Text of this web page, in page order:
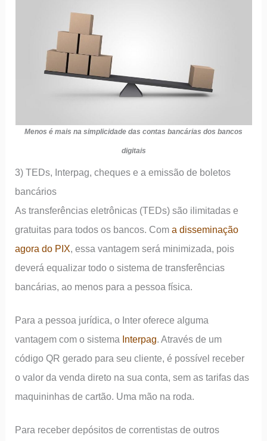
Menos é mais na simplicidade das contas bancárias dos bancos
digitais
3) TEDs, Interpag, cheques e a emissão de boletos
bancários
As transferências eletrônicas (TEDs) são ilimitadas e
gratuitas para todos os bancos. Coma disseminação
agora do PIX, essa vantagem será minimizada, pois
deverá equalizar todo o sistema de transferências
bancárias, ao menos para a pessoa física.
Para a pessoa jurídica, o Inter oferece alguma
vantagem com o sistema Interpag. Através de um
código QR gerado para seu cliente, é possível receber
o valor da venda direto na sua conta, sem as tarifas das
maquininhas de cartão. Uma mão na roda.
Para receber depósitos de correntistas de outros